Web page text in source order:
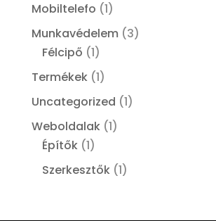
Mobiltelefo (1)
Munkavédelem (3)
Félcipő (1)
Termékek(1)
Uncategorized (1)
Weboldalak(1)
Építők(1)
Szerkesztők(1)